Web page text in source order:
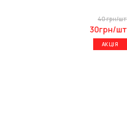
40 грн/шт
30грн/шт
АКЦІЯ